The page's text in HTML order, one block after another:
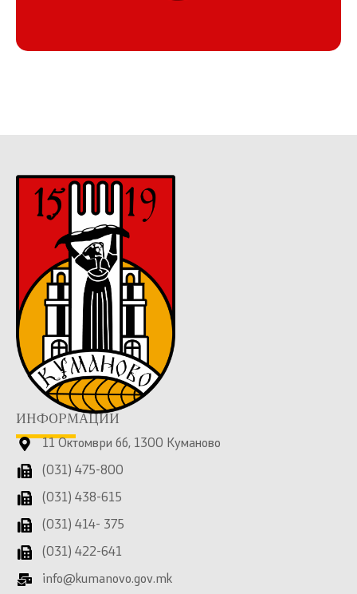
ИНФОРМАЦИИ
11 Октомври бб, 1300 Куманово
(031) 475-800
(031) 438-615
(031) 414- 375
(031) 422-641
info@kumanovo.gov.mk